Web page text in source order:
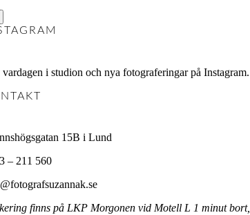
i studion och nya fotograferingar på Instagram.
15B i Lund
– 211 560
finns på LKP Morgonen vid Motell L 1 minut bort,
och erbjudanden.